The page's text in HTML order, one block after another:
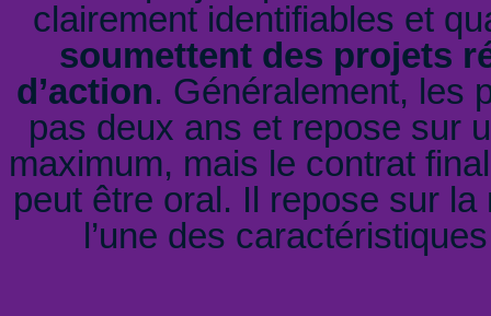
clairement identifiables et
soumettent des projets
d’action. Généralement, les
pas deux ans et repose sur
maximum, mais le contrat
peut être oral. Il repose sur la
l’une des